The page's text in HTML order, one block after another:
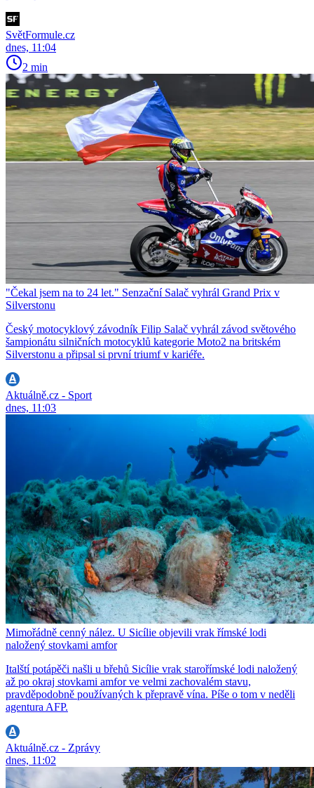
SvětFormule.cz
dnes, 11:04
2 min
"Čekal jsem na to 24 let." Senzační Salač vyhrál Grand Prix v
Silverstonu
Český motocyklový závodník Filip Salač vyhrál závod světového
šampionátu silničních motocyklů kategorie Moto2 na britském
Silverstonu a připsal si první triumf v kariéře.
Aktuálně.cz - Sport
dnes, 11:03
Mimořádně cenný nález. U Sicílie objevili vrak římské lodi
naložený stovkami amfor
Italští potápěči našli u břehů Sicílie vrak starořímské lodi naložený
až po okraj stovkami amfor ve velmi zachovalém stavu,
pravděpodobně používaných k přepravě vína. Píše o tom v neděli
agentura AFP.
Aktuálně.cz - Zprávy
dnes, 11:02